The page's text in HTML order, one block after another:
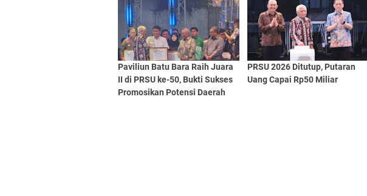
Paviliun Batu Bara Raih Juara
II di PRSU ke-50, Bukti Sukses
Promosikan Potensi Daerah
PRSU 2026 Ditutup, Putaran
Uang Capai Rp50 Miliar